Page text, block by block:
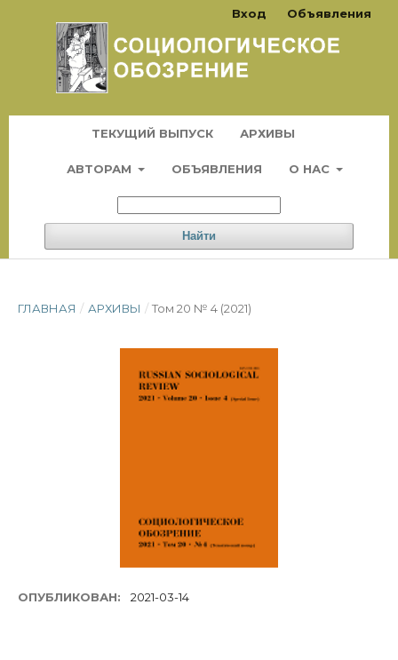
ТЕКУЩИЙ ВЫПУСК АРХИВЫ
АВТОРАМ ОБЪЯВЛЕНИЯ О НАС
Найти
Вход Объявления
ГЛАВНАЯ / АРХИВЫ / Том 20 № 4 (2021)
ОПУБЛИКОВАН: 2021-03-14